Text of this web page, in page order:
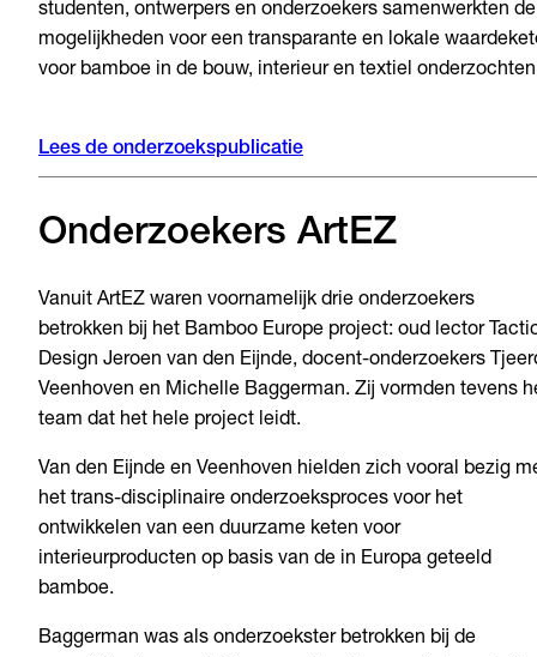
studenten, ontwerpers en onderzoekers samenwerkten de
mogelijkheden voor een transparante en lokale
voor bamboe in de bouw, interieur en textiel
Lees de onderzoekspublicatie
Onderzoekers ArtEZ
Vanuit ArtEZ waren voornamelijk drie onderzoekers
betrokken bij het Bamboo Europe project: oud lector
Design Jeroen van den Eijnde, docent-onderzoekers
Veenhoven en Michelle Baggerman. Zij vormden tevens
team dat het hele project leidt.
Van den Eijnde en Veenhoven hielden zich vooral bezig
het trans-disciplinaire onderzoeksproces voor het
ontwikkelen van een duurzame keten voor
interieurproducten op basis van de in Europa geteeld
bamboe.
Baggerman was als onderzoekster betrokken bij de